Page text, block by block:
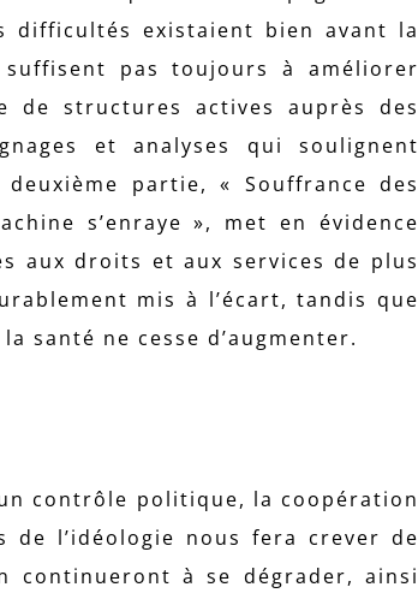
difficultés existaient bien avant la
pas toujours à améliorer
structures actives auprès des
et analyses qui soulignent
partie, « Souffrance des
s’enraye », met en évidence
aux droits et aux services de plus
mis à l’écart, tandis que
santé ne cesse d’augmenter.
contrôle politique, la coopération
l’idéologie nous fera crever de
continueront à se dégrader, ainsi